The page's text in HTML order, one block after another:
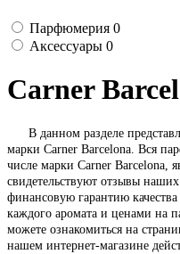
Парфюмерия 0
Аксессуары 0
Carner
В данном разделе
марки Carner Barcelona. Вся
числе марки Carner Barcelona,
свидетельствуют отзывы
финансовую гарантию
каждого аромата и ценами на
можете ознакомиться на
нашем интернет-магазине